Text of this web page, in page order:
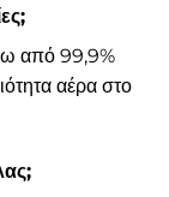
από 99,9%
αέρα στο